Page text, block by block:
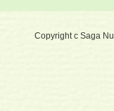
Copyright c Saga